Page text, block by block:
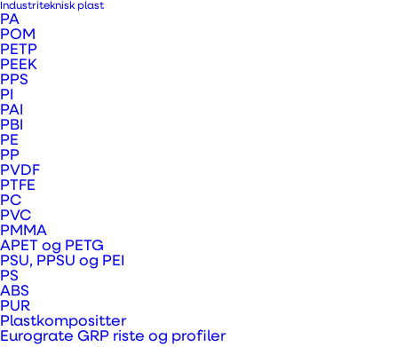
Industriteknisk plast
PA
POM
PETP
PEEK
PPS
PI
PAI
PBI
PE
PP
PVDF
PTFE
PC
PVC
PMMA
APET og PETG
PSU, PPSU og PEI
PS
ABS
PUR
Plastkompositter
Eurograte GRP riste og profiler
andre skilteplader. Den er stabil, hvilket gør
den perfekt til hængbare skilte eller andre
løsninger hvor nem håndtering, pris og
Pladerne kan digital printes (1,2 mm også i
Pladerne er nemme at skære/plotte. Katz
board er opbygget af en træfiber kerne med
genbrugsmateriale, hvori der ikke er anvendt